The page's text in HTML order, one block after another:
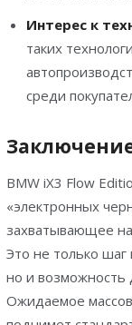
Интерес к
таких
среди
BMW iX3 Flow
«электронных
захватывающее
Это не только
но и возможность
Ожидаемое